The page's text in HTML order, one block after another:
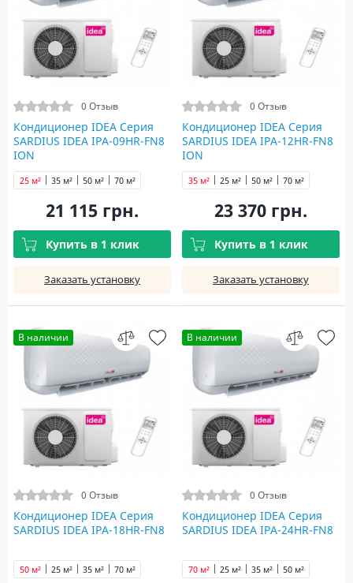
0 Отзыв
Кондиционер IDEA Серия
SARDIUS IDEA IPA-09HR-FN8
ION
25 м² 35 м² 50 м² 70 м²
21 115 грн.
Купить в 1 клик
Заказать установку
0 Отзыв
Кондиционер IDEA Серия
SARDIUS IDEA IPA-12HR-FN8
ION
25 м²
35 м² 50 м² 70 м²
23 370 грн.
Купить в 1 клик
Заказать установку
В наличии
0 Отзыв
Кондиционер IDEA Серия
SARDIUS IDEA IPA-18HR-FN8
25 м² 35 м²
50 м² 70 м²
В наличии
0 Отзыв
Кондиционер IDEA Серия
SARDIUS IDEA IPA-24HR-FN8
25 м² 35 м² 50 м²
70 м²